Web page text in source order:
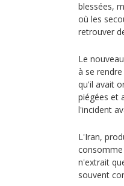
blessées,
où les
retrouver
Le
à se
qu'il avait
piégées et
l'incident
L'Iran,
n'extrait
souvent